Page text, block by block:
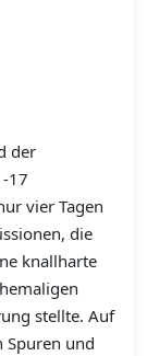
der
17
vier Tagen
die
knallharte
stellte. Auf
Spuren und